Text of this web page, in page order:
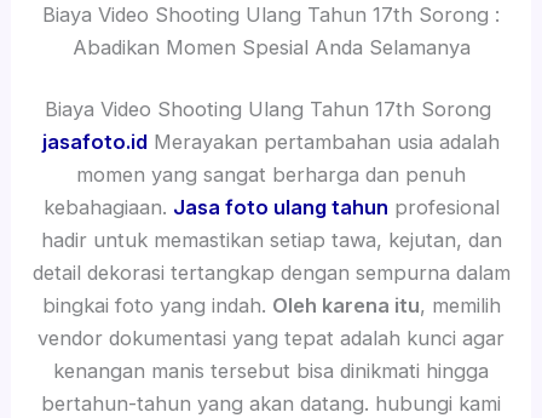
Biaya Video Shooting Ulang Tahun 17th Sorong :
Abadikan Momen Spesial Anda Selamanya
Biaya Video Shooting Ulang Tahun 17th Sorong
jasafoto.id Merayakan pertambahan usia adalah
momen yang sangat berharga dan penuh
kebahagiaan. Jasa foto ulang tahun profesional
hadir untuk memastikan setiap tawa, kejutan, dan
detail dekorasi tertangkap dengan sempurna dalam
bingkai foto yang indah. Oleh karena itu, memilih
vendor dokumentasi yang tepat adalah kunci agar
kenangan manis tersebut bisa dinikmati hingga
bertahun-tahun yang akan datang. hubungi kami